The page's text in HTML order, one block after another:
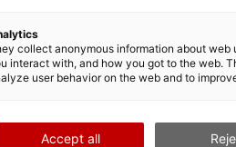
DU MUSÉE
i tècnica
collect anonymous information about web
interact with, and how you got to the web.
user behavior on the web and to
Accept all